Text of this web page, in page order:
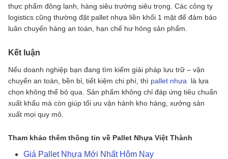
thực phẩm đông lạnh, hàng siêu trường siêu trọng. Các công ty
logistics cũng thường đặt pallet nhựa liền khối 1 mặt để đảm bảo
luân chuyển hàng an toàn, hạn chế hư hỏng sản phẩm.
Kết luận
Nếu doanh nghiệp bạn đang tìm kiếm giải pháp lưu trữ – vận
chuyển an toàn, bền bỉ, tiết kiệm chi phí, thì pallet nhựa là lựa
chọn không thể bỏ qua. Sản phẩm không chỉ đáp ứng tiêu chuẩn
xuất khẩu mà còn giúp tối ưu vận hành kho hàng, xưởng sản
xuất mọi quy mô.
Tham khảo thêm thông tin về Pallet Nhựa Việt Thành
Giá Pallet Nhựa Mới Nhất Hôm Nay